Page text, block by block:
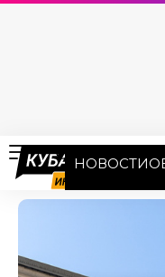
НОВОСТИ